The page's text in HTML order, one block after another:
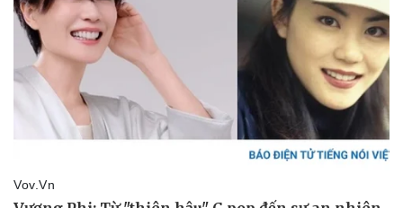
Doanh nghiệp
Thông tin doanh nghiệp
Doanh nghiệp 24h
Doanh nhân
Vì cộng đồng
Công nghệ
Tin Công nghệ
Chuyển đổi số